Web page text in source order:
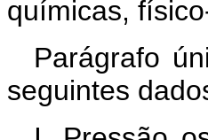
químicas,
Parágrafo
seguintes